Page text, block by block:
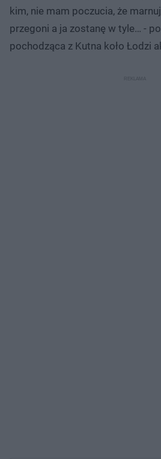
kim, nie mam poczucia, że
przegoni a ja zostanę w tyle… -
pochodząca z Kutna koło Łodzi